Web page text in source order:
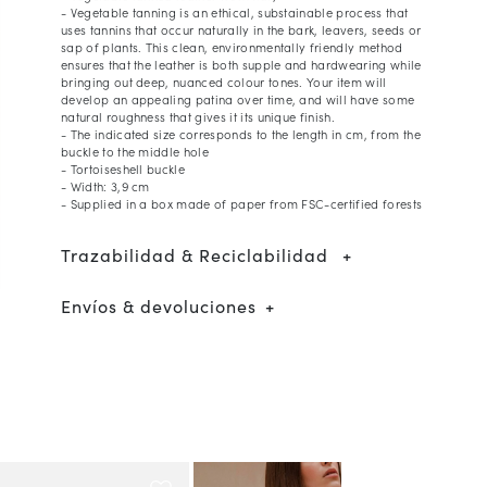
- Vegetable tanning is an ethical, substainable process that
uses tannins that occur naturally in the bark, leavers, seeds or
sap of plants. This clean, environmentally friendly method
ensures that the leather is both supple and hardwearing while
bringing out deep, nuanced colour tones. Your item will
develop an appealing patina over time, and will have some
natural roughness that gives it its unique finish.
- The indicated size corresponds to the length in cm, from the
buckle to the middle hole
- Tortoiseshell buckle
- Width: 3,9 cm
- Supplied in a box made of paper from FSC-certified forests
Trazabilidad & Reciclabilidad
Envíos & devoluciones